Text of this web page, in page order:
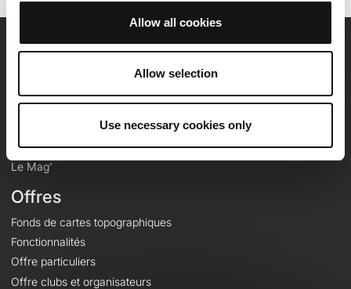
Allow all cookies
Allow selection
Use necessary cookies only
Carrières
Contact
Le Mag'
Offres
Fonds de cartes topographiques
Fonctionnalités
Offre particuliers
Offre clubs et organisateurs